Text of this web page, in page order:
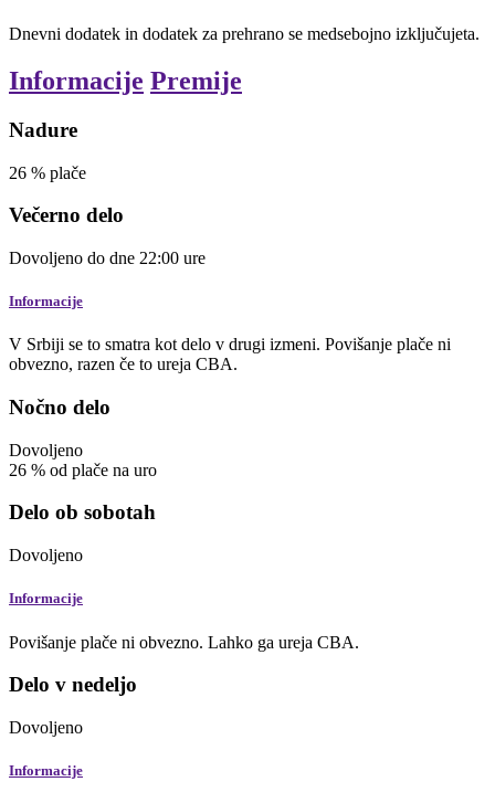
Dnevni dodatek in dodatek za prehrano se medsebojno izključujeta.
Informacije Premije
Nadure
26 % plače
Večerno delo
Dovoljeno do dne 22:00 ure
Informacije
V Srbiji se to smatra kot delo v drugi izmeni. Povišanje plače ni
obvezno, razen če to ureja CBA.
Nočno delo
Dovoljeno
26 % od plače na uro
Delo ob sobotah
Dovoljeno
Informacije
Povišanje plače ni obvezno. Lahko ga ureja CBA.
Delo v nedeljo
Dovoljeno
Informacije